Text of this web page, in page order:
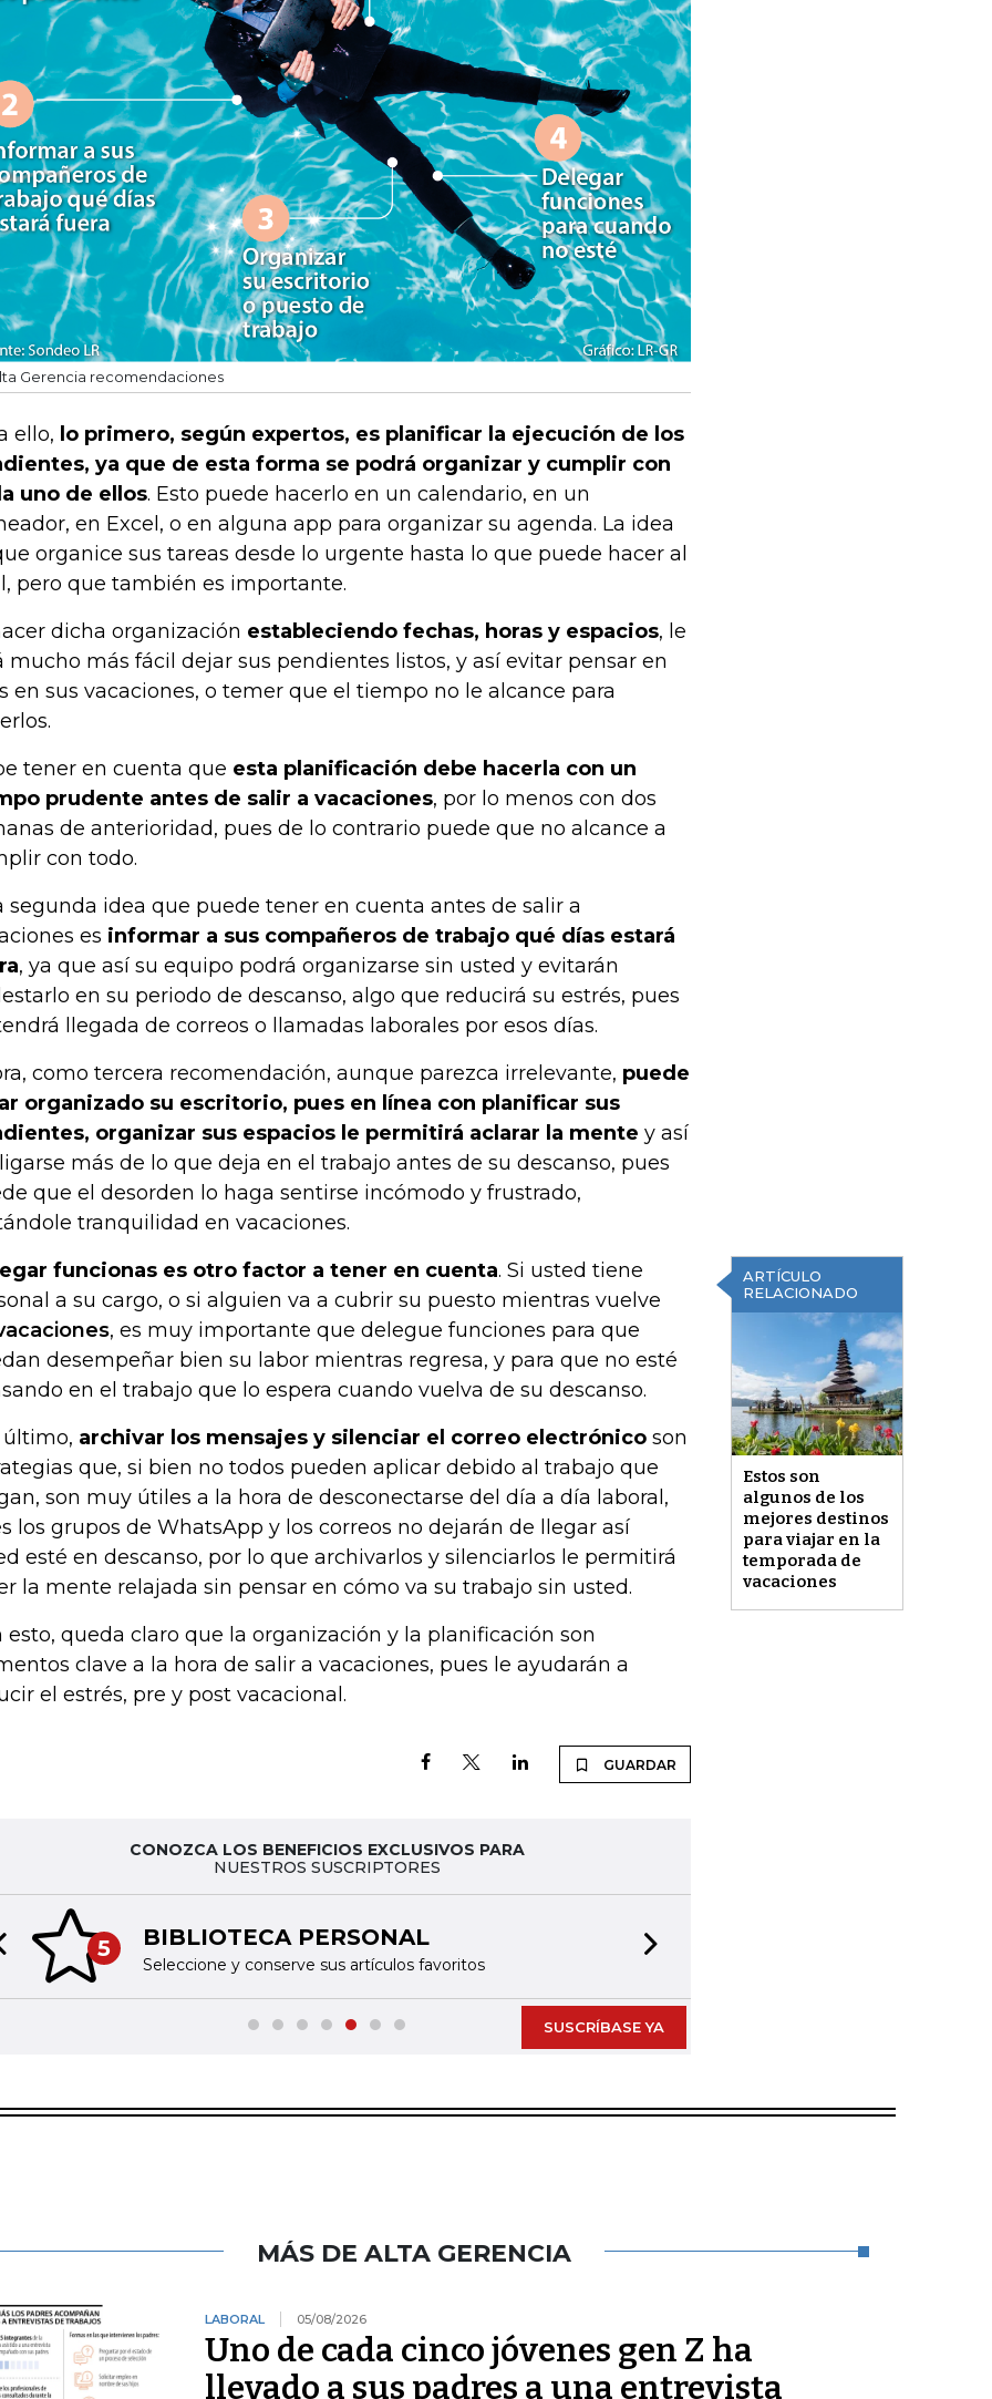
Gerencia recomendaciones
ello, lo primero, según expertos, es planificar la ejecución de los
ya que de esta forma se podrá organizar y cumplir con
uno de ellos. Esto puede hacerlo en un calendario, en un
en Excel, o en alguna app para organizar su agenda. La idea
organice sus tareas desde lo urgente hasta lo que puede hacer al
pero que también es importante.
dicha organización estableciendo fechas, horas y espacios, le
mucho más fácil dejar sus pendientes listos, y así evitar pensar en
en sus vacaciones, o temer que el tiempo no le alcance para
tener en cuenta que esta planificación debe hacerla con un
prudente antes de salir a vacaciones, por lo menos con dos
de anterioridad, pues de lo contrario puede que no alcance a
con todo.
segunda idea que puede tener en cuenta antes de salir a
es informar a sus compañeros de trabajo qué días estará
, ya que así su equipo podrá organizarse sin usted y evitarán
en su periodo de descanso, algo que reducirá su estrés, pues
llegada de correos o llamadas laborales por esos días.
como tercera recomendación, aunque parezca irrelevante, puede
organizado su escritorio, pues en línea con planificar sus
organizar sus espacios le permitirá aclarar la mente y así
más de lo que deja en el trabajo antes de su descanso, pues
que el desorden lo haga sentirse incómodo y frustrado,
tranquilidad en vacaciones.
ARTÍCULO
RELACIONADO
Estos son
algunos de los
mejores destinos
para viajar en la
temporada de
vacaciones
funcionas es otro factor a tener en cuenta. Si usted tiene
a su cargo, o si alguien va a cubrir su puesto mientras vuelve
, es muy importante que delegue funciones para que
desempeñar bien su labor mientras regresa, y para que no esté
en el trabajo que lo espera cuando vuelva de su descanso.
último, archivar los mensajes y silenciar el correo electrónico son
que, si bien no todos pueden aplicar debido al trabajo que
son muy útiles a la hora de desconectarse del día a día laboral,
los grupos de WhatsApp y los correos no dejarán de llegar así
esté en descanso, por lo que archivarlos y silenciarlos le permitirá
la mente relajada sin pensar en cómo va su trabajo sin usted.
esto, queda claro que la organización y la planificación son
clave a la hora de salir a vacaciones, pues le ayudarán a
el estrés, pre y post vacacional.
GUARDAR
CONOZCA LOS BENEFICIOS EXCLUSIVOS PARA
NUESTROS SUSCRIPTORES
5 BIBLIOTECA PERSONAL
Seleccione y conserve sus artículos favoritos
slide
SUSCRÍBASE YA
MÁS DE ALTA GERENCIA
LABORAL 05/08/2026
Uno de cada cinco jóvenes gen Z ha
llevado a sus padres a una entrevista